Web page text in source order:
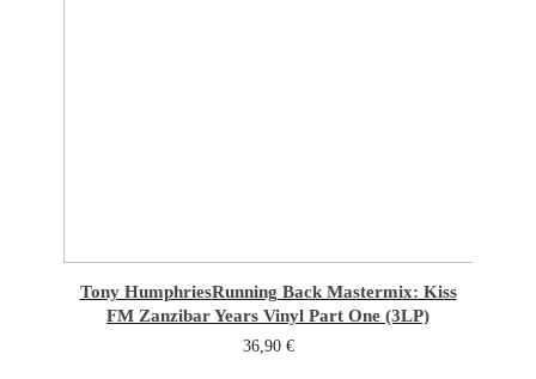
Tony HumphriesRunning Back Mastermix: Kiss
FM Zanzibar Years Vinyl Part One (3LP)
36,90 €